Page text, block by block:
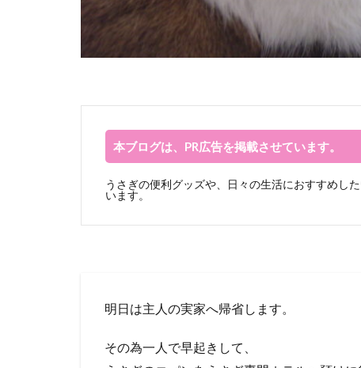
本ブログは、PR広告を掲載させています。
うさぎの便利グッズや、日々の生活におすすめし
います。
明日は主人の実家へ帰省します。
その為一人で早起きして、